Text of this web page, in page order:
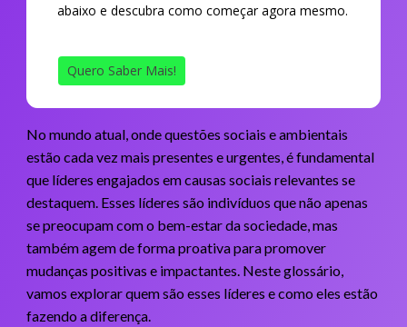
abaixo e descubra como começar agora mesmo.
Quero Saber Mais!
No mundo atual, onde questões sociais e ambientais
estão cada vez mais presentes e urgentes, é fundamental
que líderes engajados em causas sociais relevantes se
destaquem. Esses líderes são indivíduos que não apenas
se preocupam com o bem-estar da sociedade, mas
também agem de forma proativa para promover
mudanças positivas e impactantes. Neste glossário,
vamos explorar quem são esses líderes e como eles estão
fazendo a diferença.